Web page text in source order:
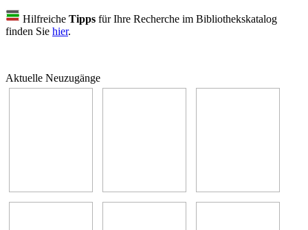
Hilfreiche Tipps für Ihre Recherche im Bibliothekskatalog
finden Sie hier.
Aktuelle Neuzugänge